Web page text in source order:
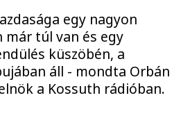
egy nagyon
már túl van és egy
küszöbén, a
áll - mondta Orbán
a Kossuth rádióban.